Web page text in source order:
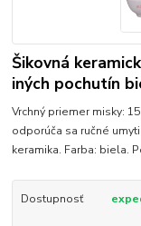
Šikovná
iných pochutín
Vrchný priemer misky:
odporúča sa ručné
keramika. Farba: biela.
Dostupnosť